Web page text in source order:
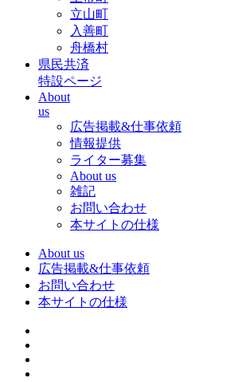
立山町
入善町
舟橋村
県民共済
特設ページ
About
us
広告掲載&仕事依頼
情報提供
ライター募集
About us
雑記
お問い合わせ
本サイトの仕様
About us
広告掲載&仕事依頼
お問い合わせ
本サイトの仕様